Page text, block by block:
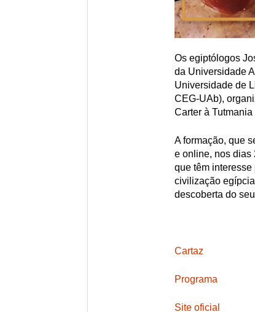
Os egiptólogos
da Universidade
Universidade de
CEG-UAb),
Carter à Tutmania
A formação, que
e online, nos dias
que têm
civilização
descoberta do
Cartaz
Programa
Site oficial